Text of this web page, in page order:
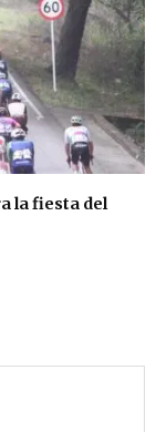
la fiesta del